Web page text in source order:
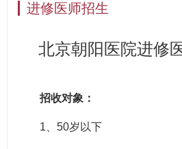
进修医师招生
北京朝阳医院进修
招收对象：
1、50岁以下